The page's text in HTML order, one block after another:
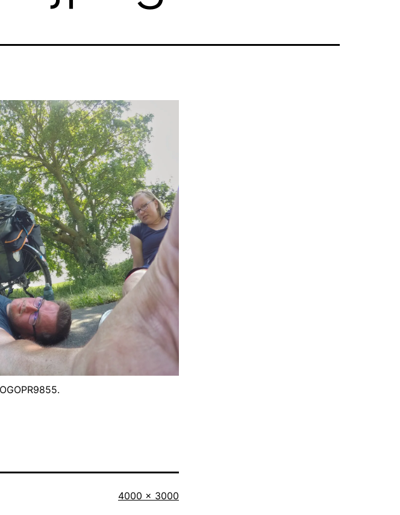
Originalgröße
4000 × 3000